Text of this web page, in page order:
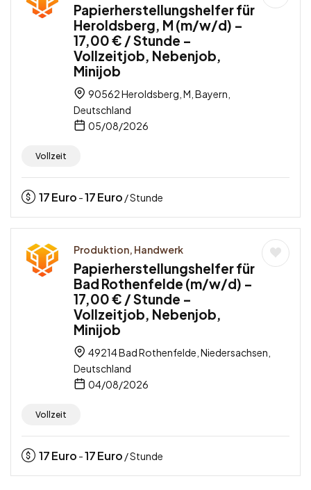
Papierherstellungshelfer für
Heroldsberg, M (m/w/d) –
17,00 € / Stunde –
Vollzeitjob, Nebenjob,
Minijob
90562 Heroldsberg, M, Bayern,
Deutschland
05/08/2026
Vollzeit
17Euro -17Euro / Stunde
Produktion, Handwerk
Papierherstellungshelfer für
Bad Rothenfelde (m/w/d) –
17,00 € / Stunde –
Vollzeitjob, Nebenjob,
Minijob
49214 Bad Rothenfelde, Niedersachsen,
Deutschland
04/08/2026
Vollzeit
17Euro -17Euro / Stunde